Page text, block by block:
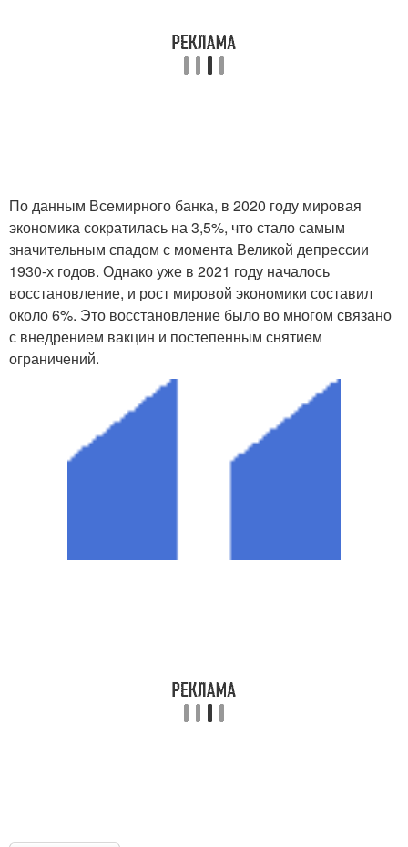
По данным Всемирного банка, в 2020 году мировая
экономика сократилась на 3,5%, что стало самым
значительным спадом с момента Великой депрессии
1930-х годов. Однако уже в 2021 году началось
восстановление, и рост мировой экономики составил
около 6%. Это восстановление было во многом связано
с внедрением вакцин и постепенным снятием
ограничений.